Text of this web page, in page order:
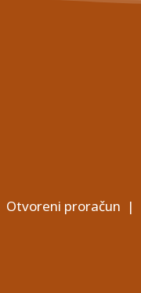
Otvoreni proračun |